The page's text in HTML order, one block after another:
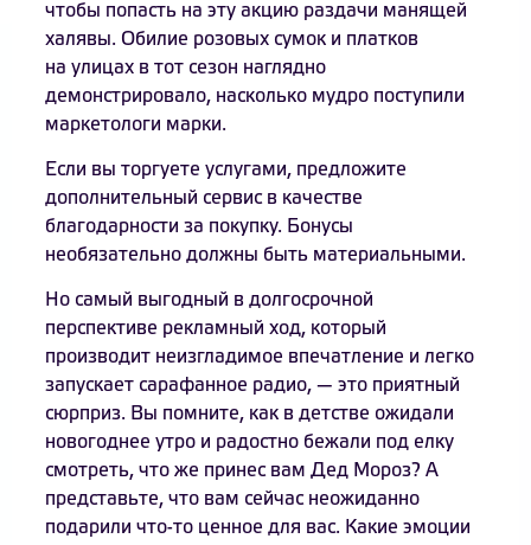
чтобы попасть на эту акцию раздачи манящей
халявы. Обилие розовых сумок и платков
на улицах в тот сезон наглядно
демонстрировало, насколько мудро поступили
маркетологи марки.
Если вы торгуете услугами, предложите
дополнительный сервис в качестве
благодарности за покупку. Бонусы
необязательно должны быть материальными.
Но самый выгодный в долгосрочной
перспективе рекламный ход, который
производит неизгладимое впечатление и легко
запускает сарафанное радио, — это приятный
сюрприз. Вы помните, как в детстве ожидали
новогоднее утро и радостно бежали под елку
смотреть, что же принес вам Дед Мороз? А
представьте, что вам сейчас неожиданно
подарили что-то ценное для вас. Какие эмоции